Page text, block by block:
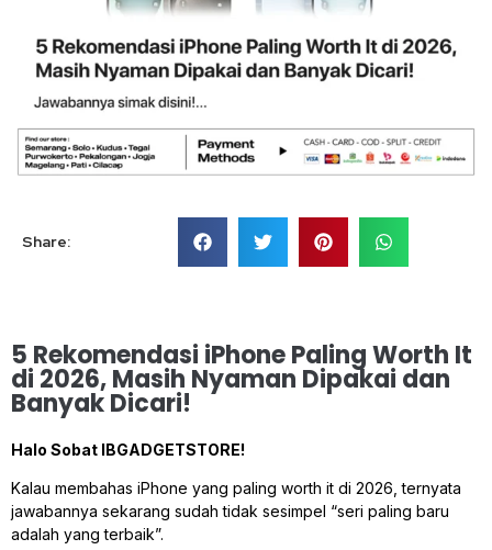
Share:
5 Rekomendasi iPhone Paling Worth It
di 2026, Masih Nyaman Dipakai dan
Banyak Dicari!
Halo Sobat IBGADGETSTORE!
Kalau membahas iPhone yang paling worth it di 2026, ternyata
jawabannya sekarang sudah tidak sesimpel “seri paling baru
adalah yang terbaik”.